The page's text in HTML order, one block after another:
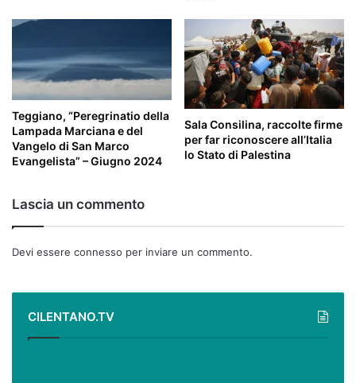
Teggiano, “Peregrinatio della
Lampada Marciana e del
Vangelo di San Marco
Evangelista” – Giugno 2024
Sala Consilina, raccolte firme
per far riconoscere all’Italia
lo Stato di Palestina
Lascia un commento
Devi essere connesso per inviare un commento.
CILENTANO.TV